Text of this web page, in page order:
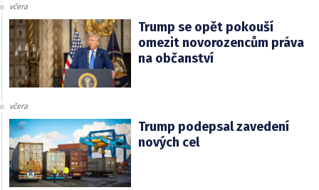
včera
Trump se opět pokouší
omezit novorozencům práva
na občanství
včera
Trump podepsal zavedení
nových cel